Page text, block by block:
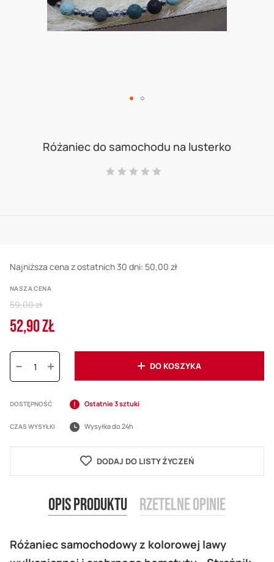
Różaniec do samochodu na lusterko
Ocena:
Najniższa cena z ostatnich 30 dni: 50,00 zł
NASZA CENA
Cena
52,90 ZŁ
Regular
Price
59,00 zł
Ilość:
DO KOSZYKA
DOSTĘPNOŚĆ Ostatnie 3 sztuki
CZAS WYSYŁKI Wysyłka do 24h
DODAJ DO LISTY ŻYCZEŃ
Opis produktu
Różaniec samochodowy z kolorowej lawy
Rzetelne opinie